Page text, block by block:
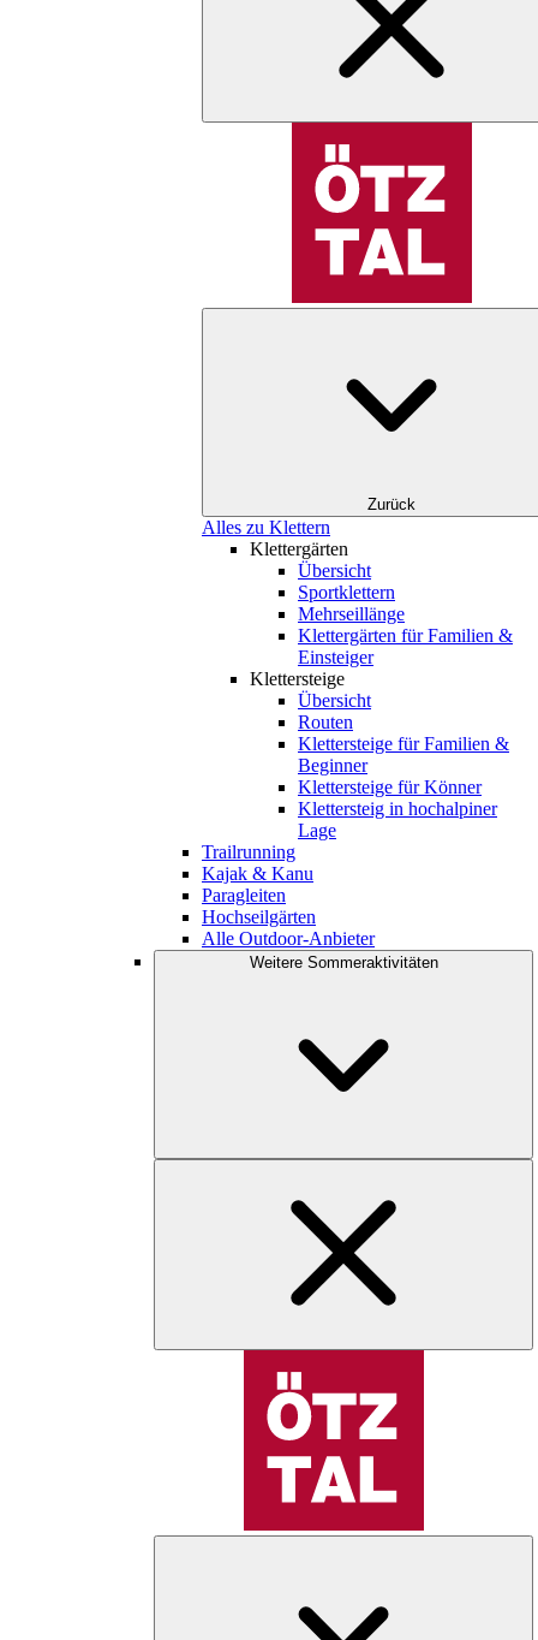
Zurück
Alles zu Klettern
Klettergärten
Übersicht
Sportklettern
Mehrseillänge
Klettergärten für Familien &
Einsteiger
Klettersteige
Übersicht
Routen
Klettersteige für Familien &
Beginner
Klettersteige für Könner
Klettersteig in hochalpiner
Lage
Trailrunning
Kajak & Kanu
Paragleiten
Hochseilgärten
Alle Outdoor-Anbieter
Weitere Sommeraktivitäten